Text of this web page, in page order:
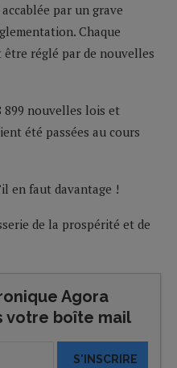
par un grave
Chaque
réglé par de nouvelles
899 nouvelles lois et
été passées au cours
en faut davantage !
de la prospérité et de
Agora
votre boîte mail
S'INSCRIRE